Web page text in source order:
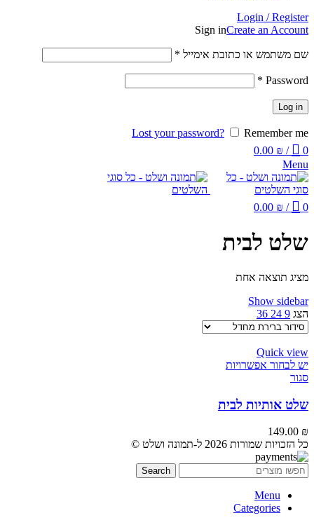
Login / Register
Sign inCreate an Account
שם משתמש או כתובת אימייל *
Password
*
Log in
Lost your password?
Remember me
0
/
0.00 ₪
Menu
0
/
0.00 ₪
שלט לבית
מציג תוצאה אחת
Show sidebar
הצג 9
24
36
Quick view
יש לבחור אפשרויות
סגור
שלט אותיות לבית
149.00 ₪
כל הזכויות שמורות 2026 ל-תמונה ושלט ©
Search
Menu
Categories